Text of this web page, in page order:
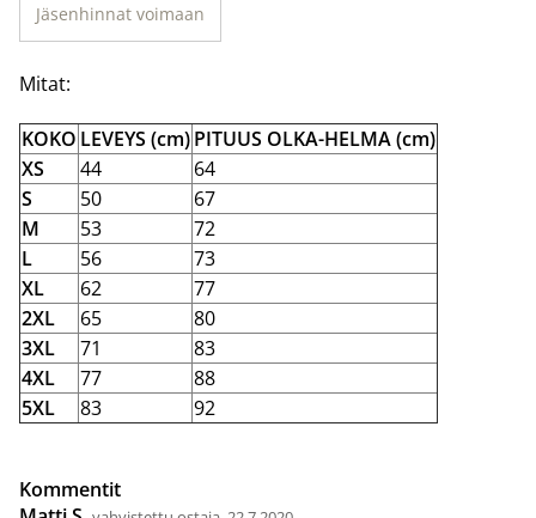
Jäsenhinnat voimaan
Mitat:
KOKO LEVEYS (cm)PITUUS OLKA-HELMA (cm)
XS
44
64
S
50
67
M
53
72
L
56
73
XL
62
77
2XL
65
80
3XL
71
83
4XL
77
88
5XL
83 92
Kommentit